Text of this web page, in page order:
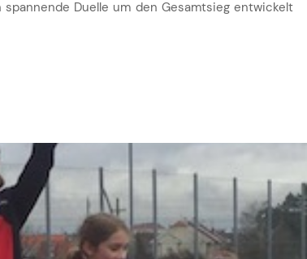
Duelle um den Gesamtsieg entwickelt